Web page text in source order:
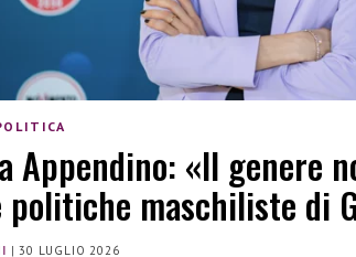
Appendino: «Il genere
politiche maschiliste di
|30 LUGLIO 2026